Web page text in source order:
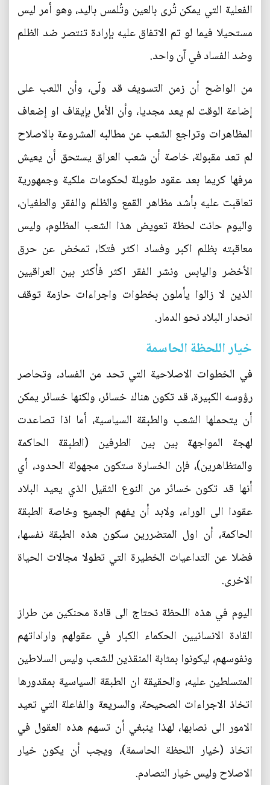
الفعلية التي يمكن تُرى بالعين وتُلمس باليد، وهو أمر ليس
مستحيلا فيما لو تم الاتفاق عليه بإرادة تنتصر ضد الظلم
وضد الفساد في آن واحد.
من الواضح أن زمن التسويف قد ولّى، وأن اللعب على
إضاعة الوقت لم يعد مجديا، وأن الأمل بإيقاف او إضعاف
المظاهرات وتراجع الشعب عن مطالبه المشروعة بالاصلاح
لم تعد مقبولة، خاصة أن شعب العراق يستحق أن يعيش
مرفها كريما بعد عقود طويلة لحكومات ملكية وجمهورية
تعاقبت عليه بأشد مظاهر القمع والظلم والفقر والطغيان،
واليوم حانت لحظة تعويض هذا الشعب المظلوم، وليس
معاقبته بظلم اكبر وفساد اكثر فتكا، تمخض عن حرق
الأخضر واليابس ونشر الفقر اكثر فأكثر بين العراقيين
الذين لا زالوا يأملون بخطوات واجراءات حازمة توقف
انحدار البلاد نحو الدمار.
خيار اللحظة الحاسمة
في الخطوات الاصلاحية التي تحد من الفساد، وتحاصر
رؤوسه الكبيرة، قد تكون هناك خسائر، ولكنها خسائر يمكن
أن يتحملها الشعب والطبقة السياسية، أما اذا تصاعدت
لهجة المواجهة بين بين الطرفين (الطبقة الحاكمة
والمتظاهرين)، فإن الخسارة ستكون مجهولة الحدود، أي
أنها قد تكون خسائر من النوع الثقيل الذي يعيد البلاد
عقودا الى الوراء، ولابد أن يفهم الجميع وخاصة الطبقة
الحاكمة، أن اول المتضررين سكون هذه الطبقة نفسها،
فضلا عن التداعيات الخطيرة التي تطولا مجالات الحياة
الاخرى.
اليوم في هذه اللحظة نحتاج الى قادة محنكين من طراز
القادة الانسانيين الحكماء الكبار في عقولهم واراداتهم
ونفوسهم، ليكونوا بمثابة المنقذين للشعب وليس السلاطين
المتسلطين عليه، والحقيقة ان الطبقة السياسية بمقدورها
اتخاذ الاجراءات الصحيحة، والسريعة والفاعلة التي تعيد
الامور الى نصابها، لهذا ينبغي أن تسهم هذه العقول في
اتخاذ (خيار اللحظة الحاسمة)، ويجب أن يكون خيار
الاصلاح وليس خيار التصادم.